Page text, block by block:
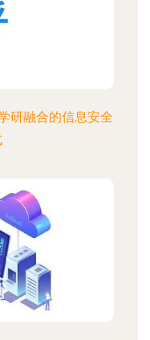
研融合的信息安全